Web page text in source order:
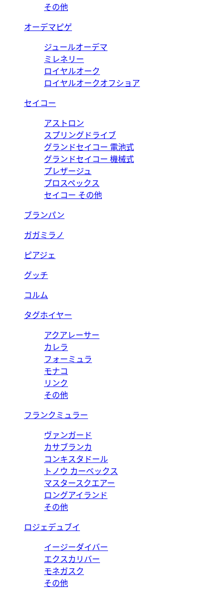
その他
オーデマピゲ
ジュールオーデマ
ミレネリー
ロイヤルオーク
ロイヤルオークオフショア
セイコー
アストロン
スプリングドライブ
グランドセイコー 電池式
グランドセイコー 機械式
プレザージュ
プロスペックス
セイコー その他
ブランパン
ガガミラノ
ピアジェ
グッチ
コルム
タグホイヤー
アクアレーサー
カレラ
フォーミュラ
モナコ
リンク
その他
フランクミュラー
ヴァンガード
カサブランカ
コンキスタドール
トノウ カーベックス
マスタースクエアー
ロングアイランド
その他
ロジェデュブイ
イージーダイバー
エクスカリバー
モネガスク
その他